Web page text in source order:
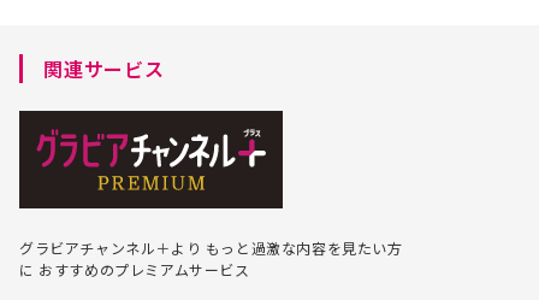
関連サービス
グラビアチャンネル＋より もっと過激な内容を見たい方
に おすすめのプレミアムサービス